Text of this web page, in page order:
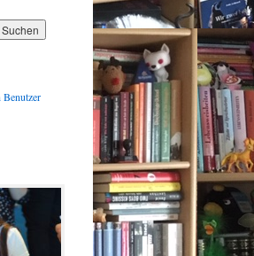
Benutzer